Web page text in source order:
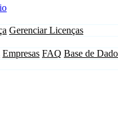
Gerenciar Licenças
Empresas FAQ Base de